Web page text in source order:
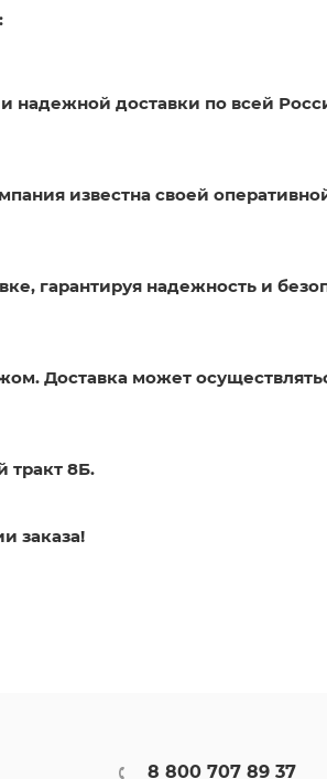
надежной доставки по всей
известна своей
гарантируя надежность и
Доставка может
тракт 8Б.
заказа!
8 800 707 89 37